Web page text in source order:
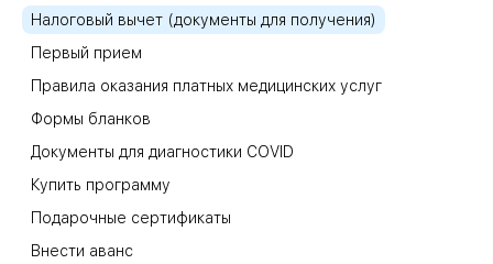
Налоговый вычет (документы для получения)
Первый прием
Правила оказания платных медицинских услуг
Формы бланков
Документы для диагностики COVID
Купить программу
Подарочные сертификаты
Внести аванс